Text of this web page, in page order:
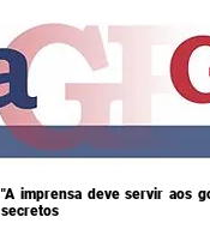
"A imprensa deve servir aos
secretos